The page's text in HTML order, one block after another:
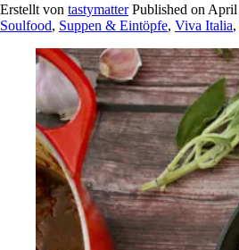
Erstellt von tastymatter Published on April
Soulfood, Suppen & Eintöpfe, Viva Italia,